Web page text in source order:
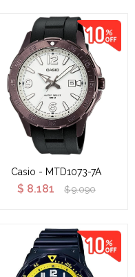
Casio - MTD1073-7A
$ 8.181 $ 9.090